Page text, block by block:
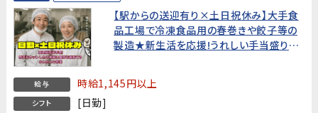
【駅からの送迎有り×土日祝休み】大手食
品工場で冷凍食品用の春巻きや餃子等の
製造★新生活を応援!うれしい手当盛りだ
給与 時給1,145円以上
シフト [日勤]